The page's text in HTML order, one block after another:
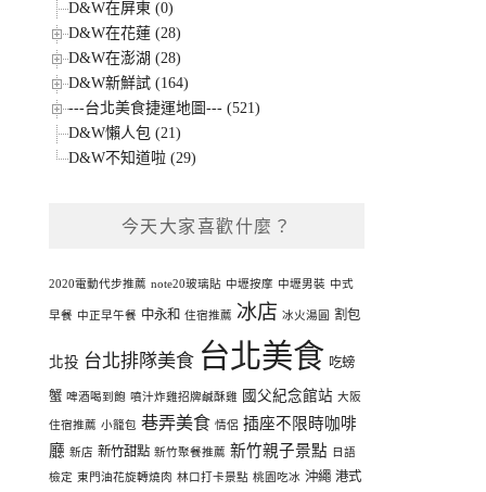
D&W在屏東 (0)
D&W在花蓮 (28)
D&W在澎湖 (28)
D&W新鮮試 (164)
---台北美食捷運地圖--- (521)
D&W懶人包 (21)
D&W不知道啦 (29)
今天大家喜歡什麼？
2020電動代步推薦 note20玻璃貼 中壢按摩 中壢男裝 中式
早餐 中正早午餐 中永和 住宿推薦 冰店 冰火湯圓 割包
北投 台北排隊美食 台北美食 吃螃
蟹 啤酒喝到飽 噴汁炸雞招牌鹹酥雞 國父紀念館站 大阪
住宿推薦 小籠包 巷弄美食 情侶 插座不限時咖啡
廳 新店 新竹甜點 新竹聚餐推薦 新竹親子景點 日語
檢定 東門油花旋轉燒肉 林口打卡景點 桃園吃冰 沖繩 港式